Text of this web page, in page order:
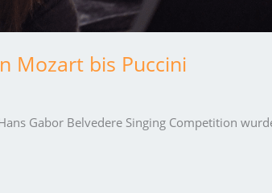
Mozart bis Puccini
Gabor Belvedere Singing Competition